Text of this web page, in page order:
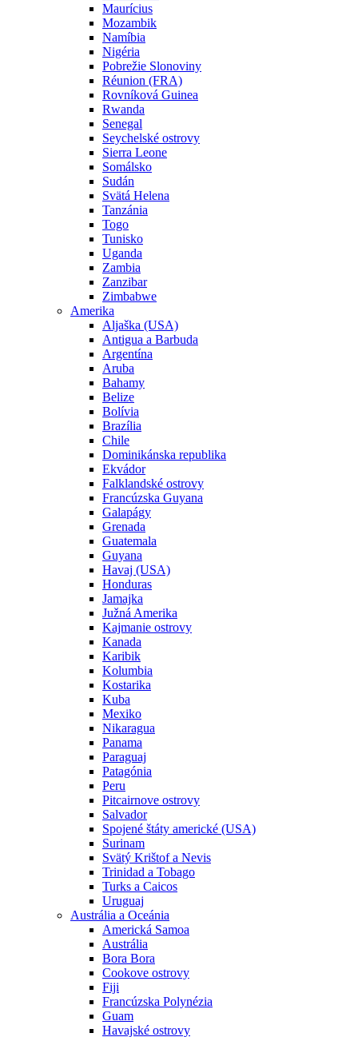
Maurícius
Mozambik
Namíbia
Nigéria
Pobrežie Slonoviny
Réunion (FRA)
Rovníková Guinea
Rwanda
Senegal
Seychelské ostrovy
Sierra Leone
Somálsko
Sudán
Svätá Helena
Tanzánia
Togo
Tunisko
Uganda
Zambia
Zanzibar
Zimbabwe
Amerika
Aljaška (USA)
Antigua a Barbuda
Argentína
Aruba
Bahamy
Belize
Bolívia
Brazília
Chile
Dominikánska republika
Ekvádor
Falklandské ostrovy
Francúzska Guyana
Galapágy
Grenada
Guatemala
Guyana
Havaj (USA)
Honduras
Jamajka
Južná Amerika
Kajmanie ostrovy
Kanada
Karibik
Kolumbia
Kostarika
Kuba
Mexiko
Nikaragua
Panama
Paraguaj
Patagónia
Peru
Pitcairnove ostrovy
Salvador
Spojené štáty americké (USA)
Surinam
Svätý Krištof a Nevis
Trinidad a Tobago
Turks a Caicos
Uruguaj
Austrália a Oceánia
Americká Samoa
Austrália
Bora Bora
Cookove ostrovy
Fiji
Francúzska Polynézia
Guam
Havajské ostrovy